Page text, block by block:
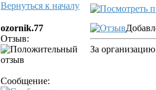
Вернуться к началу
ozornik.77
Отзыв:
Сообщение:
За